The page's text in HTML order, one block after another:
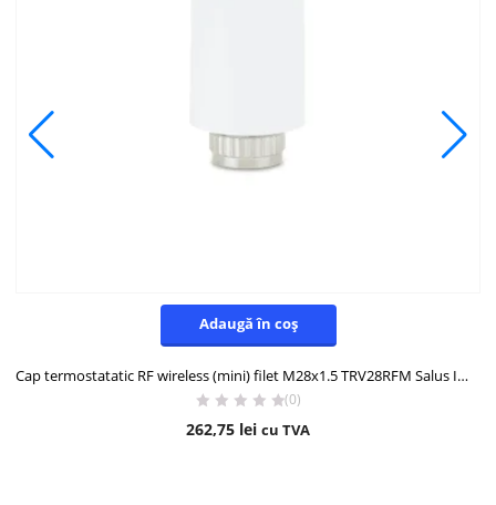
Adaugă în coș
Cap termostatatic RF wireless (mini) filet M28x1.5 TRV28RFM Salus IT600
(0)
262,75 lei cu TVA